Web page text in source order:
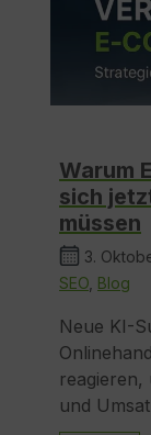
Warum
sich
müssen
3.
SEO Blog
Neue KI-
und